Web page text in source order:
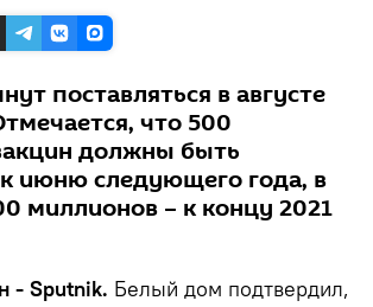
поставляться в августе
что 500
должны быть
июню следующего года, в
миллионов – к концу 2021
- Sputnik. Белый дом подтвердил,